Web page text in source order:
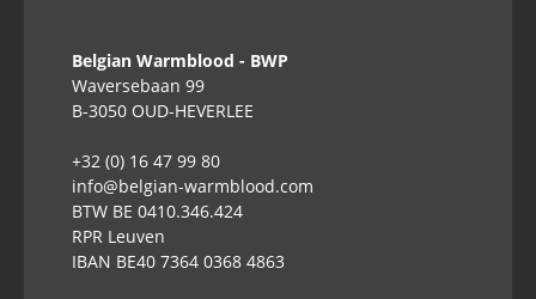
Belgian Warmblood - BWP
Waversebaan 99
B-3050 OUD-HEVERLEE
+32 (0) 16 47 99 80
info@belgian-warmblood.com
BTW BE 0410.346.424
RPR Leuven
IBAN BE40 7364 0368 4863